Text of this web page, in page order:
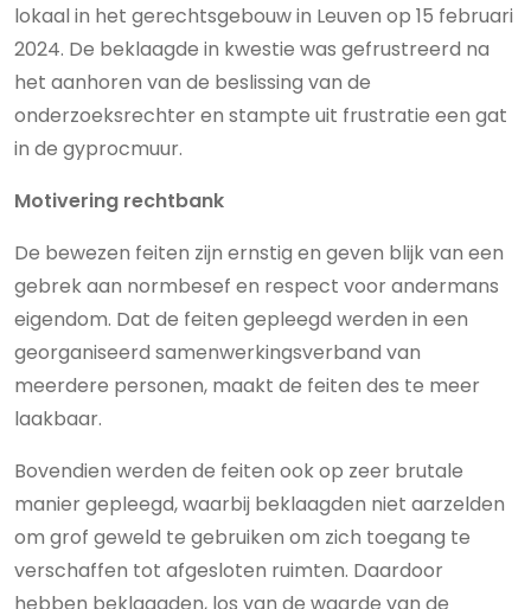
lokaal in het gerechtsgebouw in Leuven op 15 februari
2024. De beklaagde in kwestie was gefrustreerd na
het aanhoren van de beslissing van de
onderzoeksrechter en stampte uit frustratie een gat
in de gyprocmuur.
Motivering rechtbank
De bewezen feiten zijn ernstig en geven blijk van een
gebrek aan normbesef en respect voor andermans
eigendom. Dat de feiten gepleegd werden in een
georganiseerd samenwerkingsverband van
meerdere personen, maakt de feiten des te meer
laakbaar.
Bovendien werden de feiten ook op zeer brutale
manier gepleegd, waarbij beklaagden niet aarzelden
om grof geweld te gebruiken om zich toegang te
verschaffen tot afgesloten ruimten. Daardoor